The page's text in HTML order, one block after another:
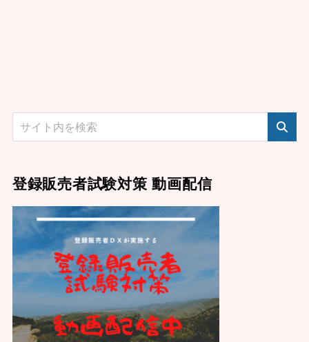
登録販売者試験対策 動画配信